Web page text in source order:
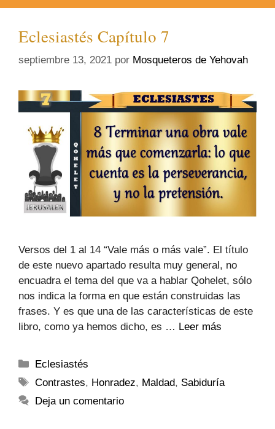
Eclesiastés Capítulo 7
septiembre 13, 2021 por Mosqueteros de Yehovah
Versos del 1 al 14 “Vale más o más vale”. El título
de este nuevo apartado resulta muy general, no
encuadra el tema del que va a hablar Qohelet, sólo
nos indica la forma en que están construidas las
frases. Y es que una de las características de este
libro, como ya hemos dicho, es … Leer más
Eclesiastés
Contrastes, Honradez, Maldad, Sabiduría
Deja un comentario